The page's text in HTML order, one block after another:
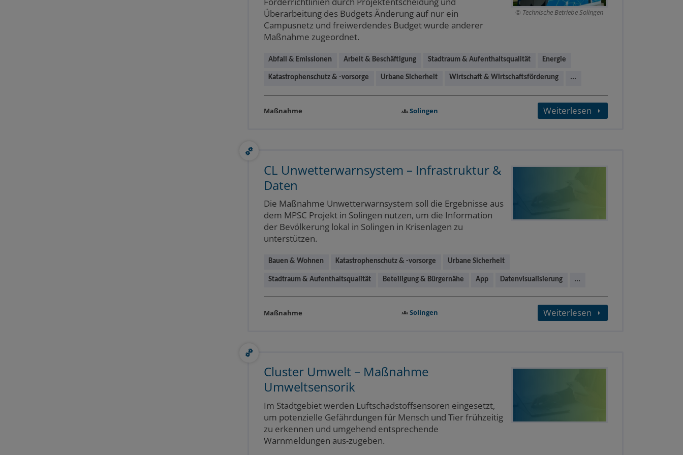
Technische Betriebe Solingen
Überarbeitung des Budgets Änderung auf nur ein
Campusnetz und freiwerdendes Budget wurde anderer
Maßnahme zugeordnet.
Abfall & Emissionen Arbeit & Beschäftigung Stadtraum & Aufenthaltsqualität Energie
Katastrophenschutz & -vorsorge Urbane Sicherheit Wirtschaft & Wirtschaftsförderung ...
Maßnahme Solingen Weiterlesen
CL Unwetterwarnsystem – Infrastruktur &
Daten
Die Maßnahme Unwetterwarnsystem soll die Ergebnisse aus
dem MPSC Projekt in Solingen nutzen, um die Information
der Bevölkerung lokal in Solingen in Krisenlagen zu
unterstützen.
Bauen & Wohnen Katastrophenschutz & -vorsorge Urbane Sicherheit
Stadtraum & Aufenthaltsqualität Beteiligung & Bürgernähe App Datenvisualisierung ...
Maßnahme Solingen Weiterlesen
Cluster Umwelt – Maßnahme
Umweltsensorik
Im Stadtgebiet werden Luftschadstoffsensoren eingesetzt,
um potenzielle Gefährdungen für Mensch und Tier frühzeitig
zu erkennen und umgehend entsprechende
Warnmeldungen aus-zugeben.